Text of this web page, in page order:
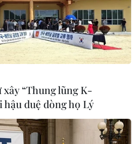
chung tiền sử dịch tễ là cùng 5
được Công ty TNHH Nihon Plast
Trung Quốc tập huấn tại thành
xây “Thung lũng K-
hậu duệ dòng họ Lý